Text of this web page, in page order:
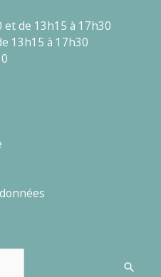
de 13h15 à 17h30
13h15 à 17h30